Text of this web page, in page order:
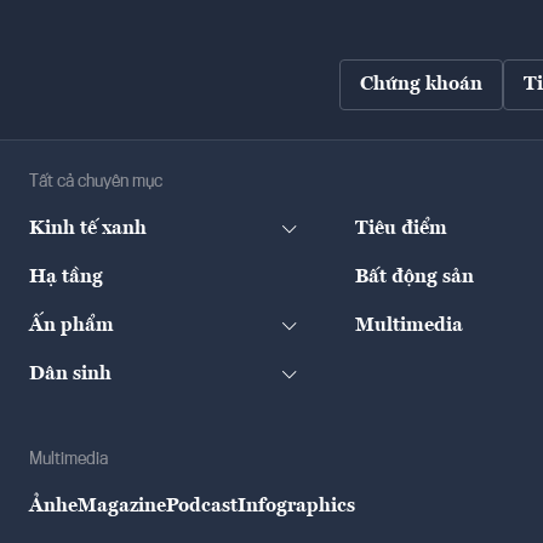
Chứng khoán
Tất cả chuyên mục
Kinh tế xanh Tiêu điểm
Hạ tầng Bất động sản
Ấn phẩm Multimedia
Dân sinh
Multimedia
ẢnheMagazinePodcastInfographics